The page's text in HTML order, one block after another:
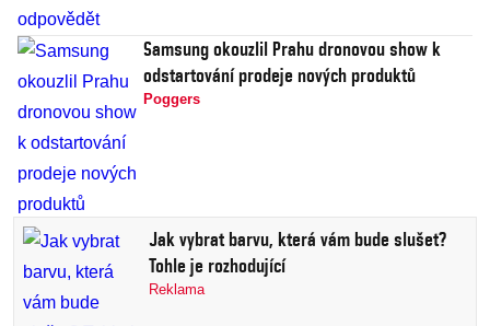
Samsung okouzlil Prahu dronovou show k
odstartování prodeje nových produktů
Poggers
Jak vybrat barvu, která vám bude slušet?
Tohle je rozhodující
Reklama